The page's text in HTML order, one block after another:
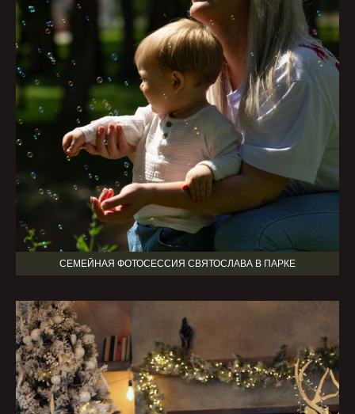
СЕМЕЙНАЯ ФОТОСЕССИЯ СВЯТОСЛАВА В ПАРКЕ